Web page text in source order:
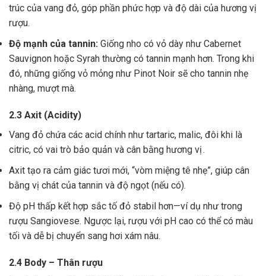
trúc của vang đỏ, góp phần phức hợp và độ dài của hương vị
rượu.
Độ mạnh của tannin: Giống nho có vỏ dày như Cabernet
Sauvignon hoặc Syrah thường có tannin mạnh hơn. Trong khi
đó, những giống vỏ mỏng như Pinot Noir sẽ cho tannin nhẹ
nhàng, mượt mà.
2.3 Axit (Acidity)
Vang đỏ chứa các acid chính như tartaric, malic, đôi khi là
citric, có vai trò bảo quản và cân bằng hương vị .
Axit tạo ra cảm giác tươi mới, “vòm miệng tê nhẹ”, giúp cân
bằng vị chát của tannin và độ ngọt (nếu có).
Độ pH thấp kết hợp sắc tố đỏ stabil hơn—ví dụ như trong
rượu Sangiovese. Ngược lại, rượu với pH cao có thể có màu
tối và dễ bị chuyển sang hơi xám nâu.
2.4 Body – Thân rượu